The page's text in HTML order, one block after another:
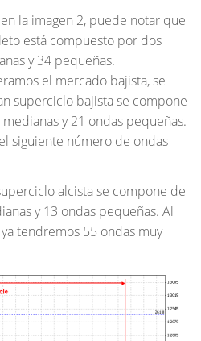
la imagen 2, puede notar que
está compuesto por dos
y 34 pequeñas.
el mercado bajista, se
superciclo bajista se compone
y 21 ondas pequeñas.
siguiente número de ondas
alcista se compone de
y 13 ondas pequeñas. Al
tendremos 55 ondas muy